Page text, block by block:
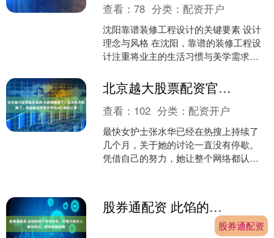
查看：78 分类：配资开户
沈阳靠谱装修工程设计的关键要素 设计
理念与风格 在沈阳，靠谱的装修工程设
计注重将业主的生活习惯与美学需求相
点，如客厅作为家庭社交.... 北京越大股票配资官网 大家都猜错了！张水华不隐瞒了，真实说出未来计划和361签约之事
查看： 102 分类：配资开户
最快女护士张水华已经在热搜上持续了
几个月，关于她的讨论一直没有停歇。
凭借自己的努力，她让整个网络都认识
股券通配资 此馅的饺子非常好吃，可惜大部分人都没吃过，常吃能够抗癌
股券通配资